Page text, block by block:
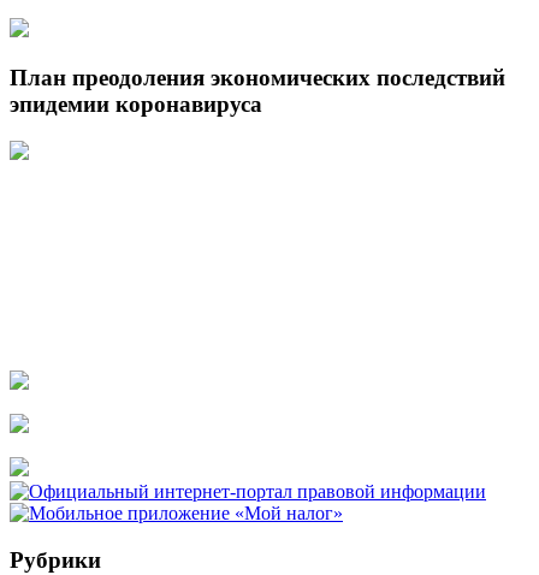
План преодоления экономических последствий
эпидемии коронавируса
Рубрики